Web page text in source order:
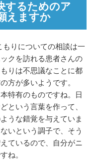
するためのア
えますか
りについての相談は一
クを訪れる患者さんの
りは不思議なことに都
方が多いようです。
特有のものですね。日
という言葉を作って、
うな錯覚を与えていま
いという調子で、そう
ているので、自分がニ
ね。